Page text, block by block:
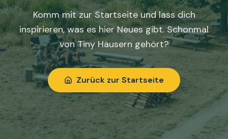
Komm mit zur Startseite und lass dich
inspirieren, was es hier Neues gibt. Schonmal
von Tiny Häusern gehört?
Zurück zur Startseite